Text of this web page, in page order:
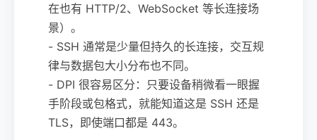
在也有 HTTP/2、WebSocket 等长连接场
景）。
- SSH 通常是少量但持久的长连接，交互规
律与数据包大小分布也不同。
- DPI 很容易区分：只要设备稍微看一眼握
手阶段或包格式，就能知道这是 SSH 还是
TLS，即使端口都是 443。